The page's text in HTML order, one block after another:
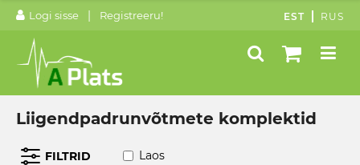
Logi sisse | Registreeru! EST RUS
Liigendpadrunvõtmete komplektid
FILTRID Laos